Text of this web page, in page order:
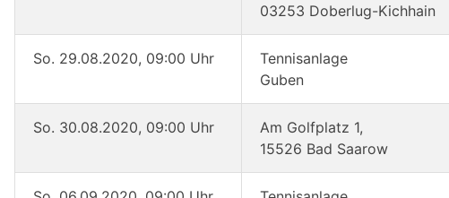
03253 Doberlug-Kichhain
So. 29.08.2020, 09:00 Uhr
Tennisanlage
Guben
So. 30.08.2020, 09:00 Uhr
Am Golfplatz 1,
15526 Bad Saarow